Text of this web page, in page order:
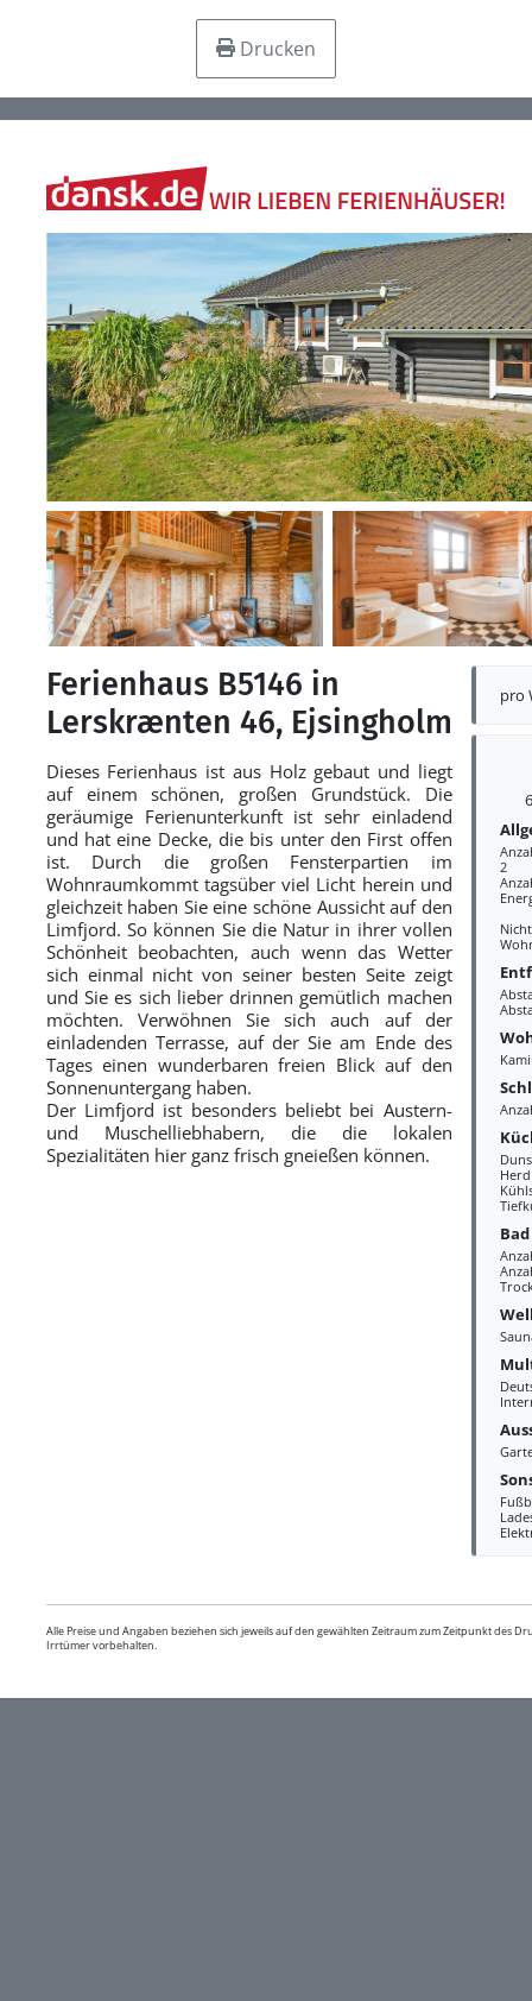
Drucken
pro
2
Herd
Bad
Ferienhaus B5146 in
Lerskrænten 46, Ejsingholm
Dieses Ferienhaus ist aus Holz gebaut und liegt
auf einem schönen, großen Grundstück. Die
geräumige Ferienunterkunft ist sehr einladend
und hat eine Decke, die bis unter den First offen
ist. Durch die großen Fensterpartien im
Wohnraumkommt tagsüber viel Licht herein und
gleichzeit haben Sie eine schöne Aussicht auf den
Limfjord. So können Sie die Natur in ihrer vollen
Schönheit beobachten, auch wenn das Wetter
sich einmal nicht von seiner besten Seite zeigt
und Sie es sich lieber drinnen gemütlich machen
möchten. Verwöhnen Sie sich auch auf der
einladenden Terrasse, auf der Sie am Ende des
Tages einen wunderbaren freien Blick auf den
Sonnenuntergang haben.
Der Limfjord ist besonders beliebt bei Austern-
und Muschelliebhabern, die die lokalen
Spezialitäten hier ganz frisch gneießen können.
Alle Preise und Angaben beziehen sich jeweils auf den gewählten Zeitraum zum Zeitpunkt des
Irrtümer vorbehalten.